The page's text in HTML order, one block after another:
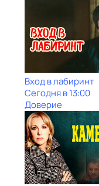
Вход в лабиринт
Сегодня в 13:00
Доверие